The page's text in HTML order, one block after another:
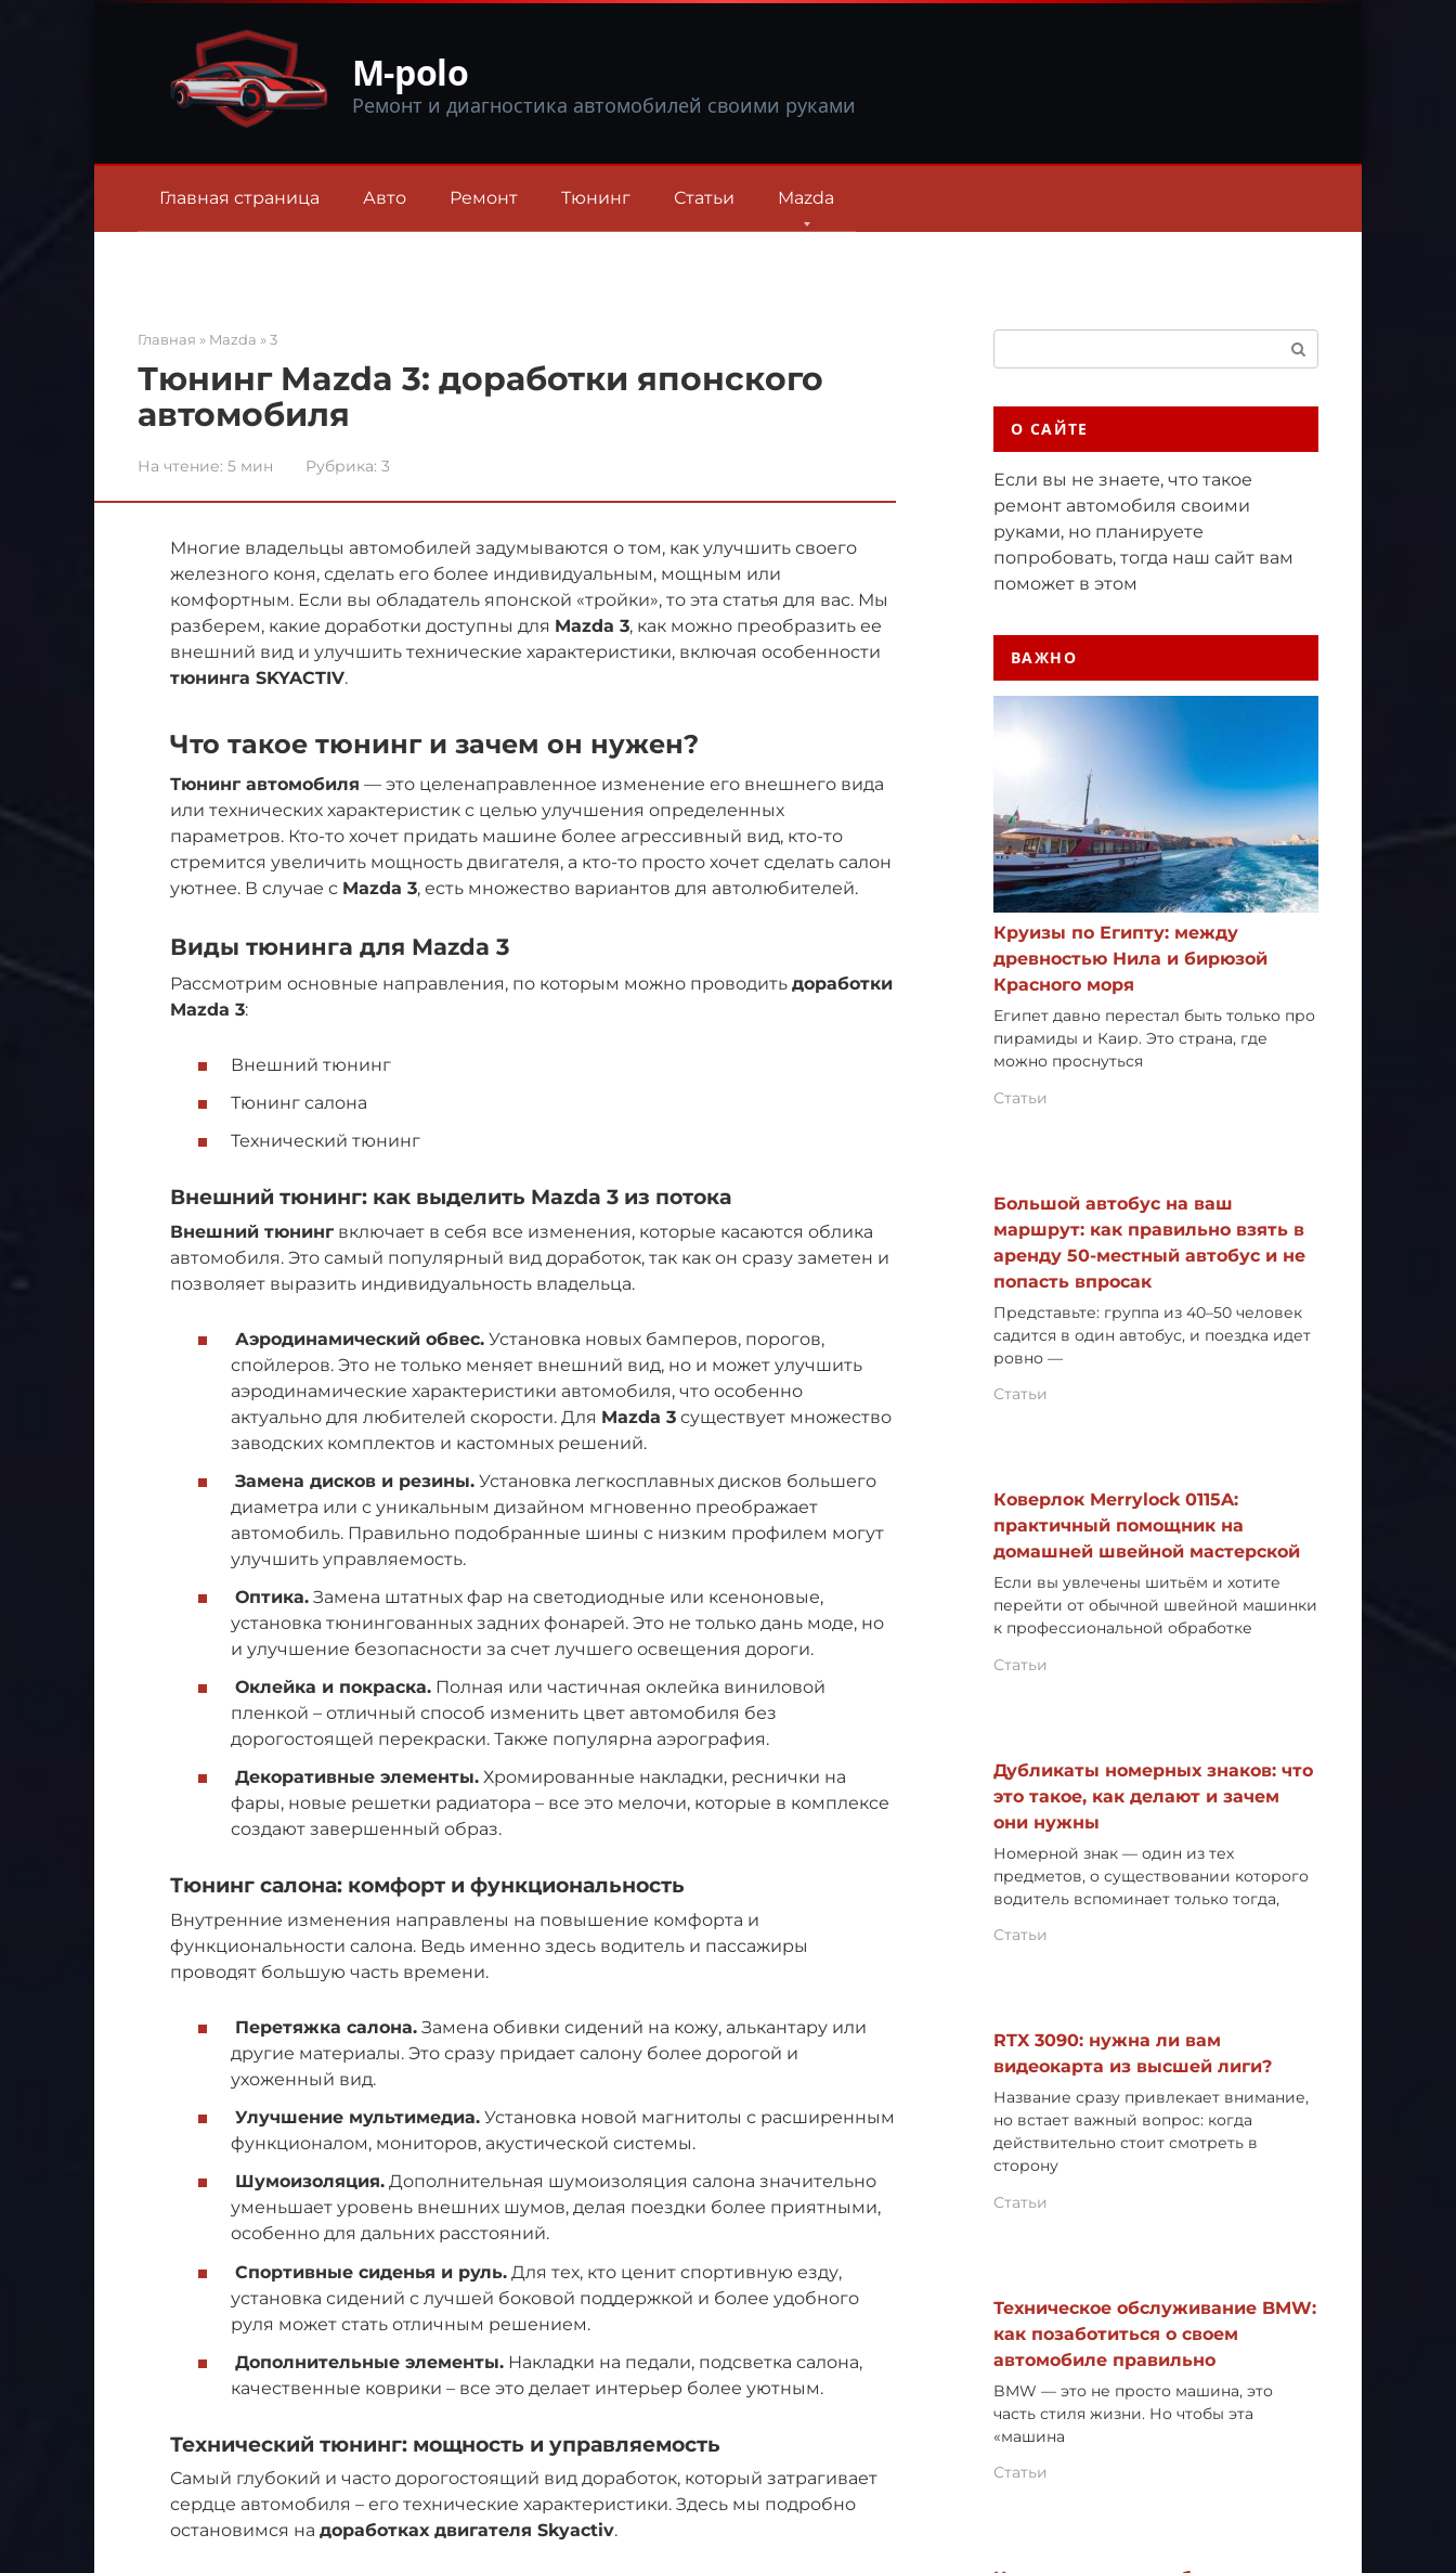
M-polo
Ремонт и диагностика автомобилей своими руками
Главная страница Авто Ремонт Тюнинг Статьи Mazda
Главная » Mazda » 3
Тюнинг Mazda 3: доработки японского
автомобиля
На чтение: 5 мин Рубрика: 3
Многие владельцы автомобилей задумываются о том, как улучшить своего
железного коня, сделать его более индивидуальным, мощным или
комфортным. Если вы обладатель японской «тройки», то эта статья для вас. Мы
разберем, какие доработки доступны для Mazda 3, как можно преобразить ее
внешний вид и улучшить технические характеристики, включая особенности
тюнинга SKYACTIV.
Что такое тюнинг и зачем он нужен?
Тюнинг автомобиля — это целенаправленное изменение его внешнего вида
или технических характеристик с целью улучшения определенных
параметров. Кто-то хочет придать машине более агрессивный вид, кто-то
стремится увеличить мощность двигателя, а кто-то просто хочет сделать салон
уютнее. В случае с Mazda 3, есть множество вариантов для автолюбителей.
Виды тюнинга для Mazda 3
Рассмотрим основные направления, по которым можно проводить доработки
Mazda 3:
Внешний тюнинг
Тюнинг салона
Технический тюнинг
Внешний тюнинг: как выделить Mazda 3 из потока
Внешний тюнинг включает в себя все изменения, которые касаются облика
автомобиля. Это самый популярный вид доработок, так как он сразу заметен и
позволяет выразить индивидуальность владельца.
Аэродинамический обвес. Установка новых бамперов, порогов,
спойлеров. Это не только меняет внешний вид, но и может улучшить
аэродинамические характеристики автомобиля, что особенно
актуально для любителей скорости. Для Mazda 3 существует множество
заводских комплектов и кастомных решений.
Замена дисков и резины. Установка легкосплавных дисков большего
диаметра или с уникальным дизайном мгновенно преображает
автомобиль. Правильно подобранные шины с низким профилем могут
улучшить управляемость.
Оптика. Замена штатных фар на светодиодные или ксеноновые,
установка тюнингованных задних фонарей. Это не только дань моде, но
и улучшение безопасности за счет лучшего освещения дороги.
Оклейка и покраска. Полная или частичная оклейка виниловой
пленкой – отличный способ изменить цвет автомобиля без
дорогостоящей перекраски. Также популярна аэрография.
Декоративные элементы. Хромированные накладки, реснички на
фары, новые решетки радиатора – все это мелочи, которые в комплексе
создают завершенный образ.
Тюнинг салона: комфорт и функциональность
Внутренние изменения направлены на повышение комфорта и
функциональности салона. Ведь именно здесь водитель и пассажиры
проводят большую часть времени.
Перетяжка салона. Замена обивки сидений на кожу, алькантару или
другие материалы. Это сразу придает салону более дорогой и
ухоженный вид.
Улучшение мультимедиа. Установка новой магнитолы с расширенным
функционалом, мониторов, акустической системы.
Шумоизоляция. Дополнительная шумоизоляция салона значительно
уменьшает уровень внешних шумов, делая поездки более приятными,
особенно для дальних расстояний.
Спортивные сиденья и руль. Для тех, кто ценит спортивную езду,
установка сидений с лучшей боковой поддержкой и более удобного
руля может стать отличным решением.
Дополнительные элементы. Накладки на педали, подсветка салона,
качественные коврики – все это делает интерьер более уютным.
Технический тюнинг: мощность и управляемость
Самый глубокий и часто дорогостоящий вид доработок, который затрагивает
сердце автомобиля – его технические характеристики. Здесь мы подробно
остановимся на доработках двигателя Skyactiv.
О САЙТЕ
Если вы не знаете, что такое
ремонт автомобиля своими
руками, но планируете
попробовать, тогда наш сайт вам
поможет в этом
ВАЖНО
Круизы по Египту: между
древностью Нила и бирюзой
Красного моря
Египет давно перестал быть только про
пирамиды и Каир. Это страна, где
можно проснуться
Статьи
Большой автобус на ваш
маршрут: как правильно взять в
аренду 50-местный автобус и не
попасть впросак
Представьте: группа из 40–50 человек
садится в один автобус, и поездка идет
ровно —
Статьи
Коверлок Merrylock 0115A:
практичный помощник на
домашней швейной мастерской
Если вы увлечены шитьём и хотите
перейти от обычной швейной машинки
к профессиональной обработке
Статьи
Дубликаты номерных знаков: что
это такое, как делают и зачем
они нужны
Номерной знак — один из тех
предметов, о существовании которого
водитель вспоминает только тогда,
Статьи
RTX 3090: нужна ли вам
видеокарта из высшей лиги?
Название сразу привлекает внимание,
но встает важный вопрос: когда
действительно стоит смотреть в
сторону
Статьи
Техническое обслуживание BMW:
как позаботиться о своем
автомобиле правильно
BMW — это не просто машина, это
часть стиля жизни. Но чтобы эта
«машина
Статьи